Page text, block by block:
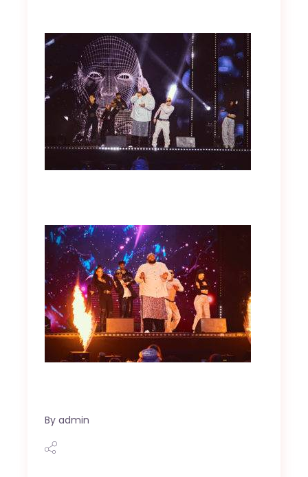
Cookies Policy
powered by WPCookiePro
By admin